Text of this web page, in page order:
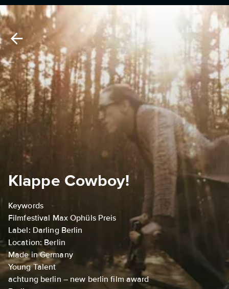
Klappe Cowboy!
Keywords
Filmfestival Max Ophüls Preis
Label: Darling Berlin
Location: Berlin
Made in Germany
Young Talent
achtung berlin – new berlin film award